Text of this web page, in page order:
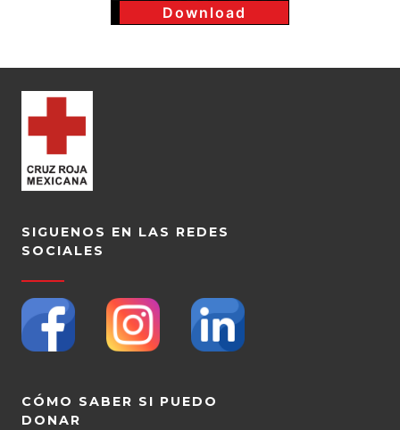
Download
SIGUENOS EN LAS REDES
SOCIALES
CÓMO SABER SI PUEDO
DONAR